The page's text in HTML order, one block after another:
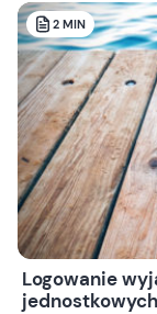
2 MIN
Logowanie
jednostkowych